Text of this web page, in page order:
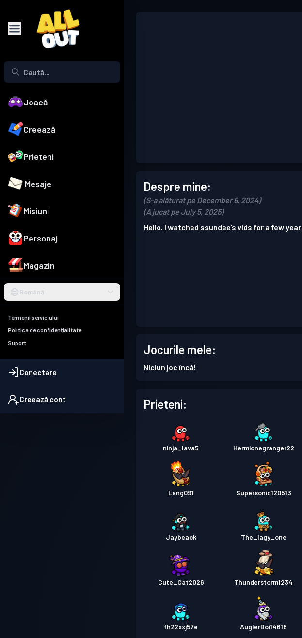
Joacă
Creează
Prieteni
Mesaje
Misiuni
Personaj
Magazin
Română
Termenii serviciului
Politica de confidențialitate
Suport
Conectare
Creează cont
Despre mine:
(S-a alăturat pe December 6, 2024)
(A jucat pe July 5, 2025)
Hello. I watched ssundee’s vids for a few
Jocurile mele:
Niciun joc încă!
Prieteni:
ninja_lava5 Hermionegranger22
Lang091 Supersonic120513
Jaybeaok The_lagy_one
Cute_Cat2026 Thunderstorm1234
fh22xxj57e AuglerBoi14618